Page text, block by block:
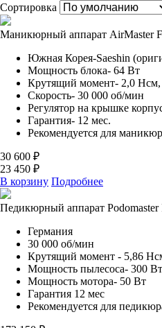
Сортировка
Маникюрный аппарат AirMaster
Южная Корея-Saeshin
Мощность блока- 64 Вт
Крутящий момент- 2,0 Нсм,
Скорость- 30 000 об/мин
Регулятор на крышке
Гарантия- 12 мес.
Рекомендуется для
30 600 ₽
23 450 ₽
В корзину Подробнее
Педикюрный аппарат Podomaster
Германия
30 000 об/мин
Крутящий момент - 5,86
Мощность пылесоса- 300 Вт
Мощность мотора- 50 Вт
Гарантия 12 мес
Рекомендуется для